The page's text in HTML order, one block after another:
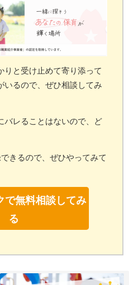
りと受け止めて寄り添って
いるので、ぜひ相談してみ
バレることはないので、ど
きるので、ぜひやってみて
で無料相談してみ
る